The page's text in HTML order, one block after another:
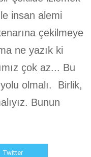
insan alemi
çekilmeye
ne yazık ki
çok az... Bu
olmalı. Birlik,
Bunun
Twitter